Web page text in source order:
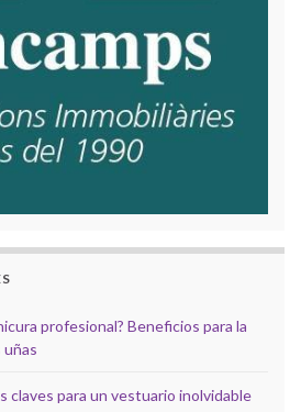
profesional? Beneficios para la
uñas
claves para un vestuario inolvidable